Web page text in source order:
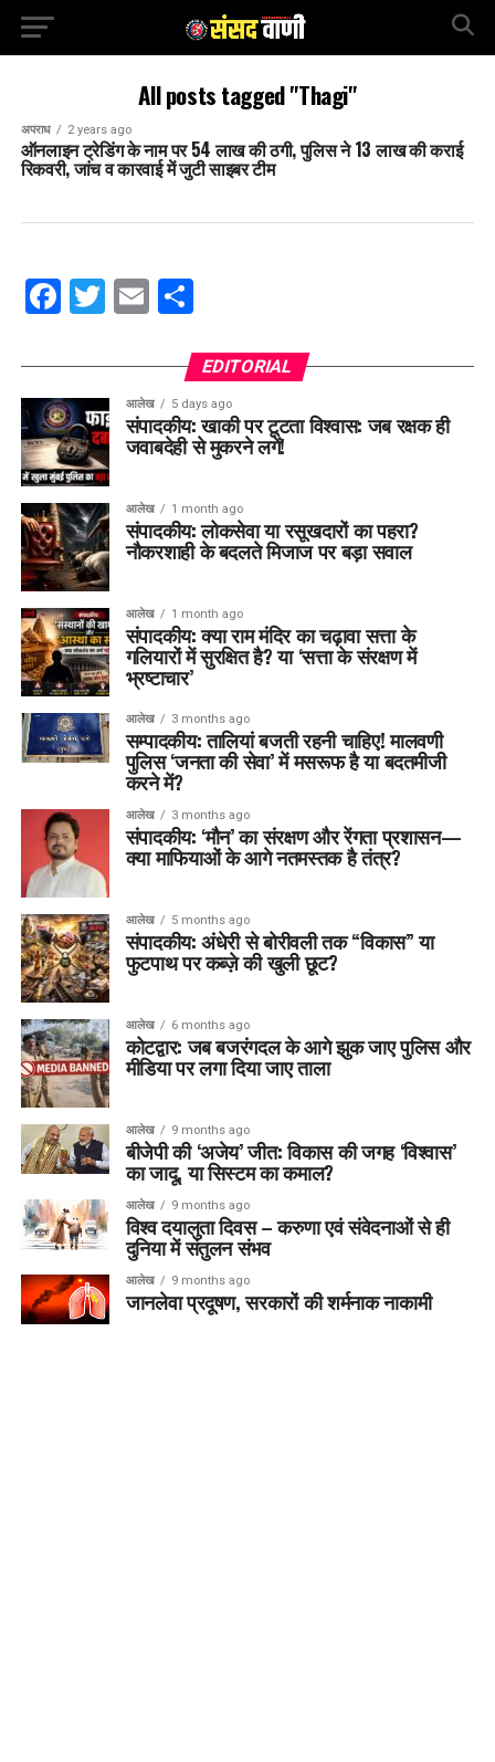
All posts tagged "Thagi"
अपराध 2 years ago
ऑनलाइन ट्रेडिंग के नाम पर 54 लाख की ठगी, पुलिस ने 13 लाख की कराई
रिकवरी, जांच व कारवाई में जुटी साइबर टीम
Facebook
Twitter
EmailShare
EDITORIAL
आलेख 5 days ago
संपादकीय: खाकी पर टूटता विश्वास: जब रक्षक ही
जवाबदेही से मुकरने लगें!
आलेख 1 month ago
संपादकीय: लोकसेवा या रसूखदारों का पहरा?
नौकरशाही के बदलते मिजाज पर बड़ा सवाल
आलेख 1 month ago
संपादकीय: क्या राम मंदिर का चढ़ावा सत्ता के
गलियारों में सुरक्षित है? या ‘सत्ता के संरक्षण में
भ्रष्टाचार’
आलेख 3 months ago
सम्पादकीय: तालियां बजती रहनी चाहिए! मालवणी
पुलिस ‘जनता की सेवा’ में मसरूफ है या बदतमीजी
करने में?
आलेख 3 months ago
संपादकीय: ‘मौन’ का संरक्षण और रेंगता प्रशासन—
क्या माफियाओं के आगे नतमस्तक है तंत्र?
आलेख 5 months ago
संपादकीय: अंधेरी से बोरीवली तक “विकास” या
फुटपाथ पर कब्ज़े की खुली छूट?
आलेख 6 months ago
कोटद्वार: जब बजरंगदल के आगे झुक जाए पुलिस और
मीडिया पर लगा दिया जाए ताला
आलेख 9 months ago
बीजेपी की ‘अजेय’ जीत: विकास की जगह ‘विश्वास’
का जादू, या सिस्टम का कमाल?
आलेख 9 months ago
विश्व दयालुता दिवस – करुणा एवं संवेदनाओं से ही
दुनिया में संतुलन संभव
आलेख 9 months ago
जानलेवा प्रदूषण, सरकारों की शर्मनाक नाकामी